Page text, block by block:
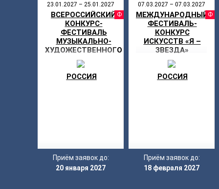
23.01.2027 – 25.01.2027
ВСЕРОССИЙСКИЙ
КОНКУРС-
ФЕСТИВАЛЬ
МУЗЫКАЛЬНО-
ХУДОЖЕСТВЕННОГО
ТВОРЧЕСТВА «МОЯ
ЗВЕЗДА»
РОССИЯ
Приём заявок до:
20 января 2027
07.03.2027 – 07.03.2027
МЕЖДУНАРОДНЫЙ
ФЕСТИВАЛЬ-
КОНКУРС
ИСКУССТВ «Я –
ЗВЕЗДА»
РОССИЯ
Приём заявок до:
18 февраля 2027